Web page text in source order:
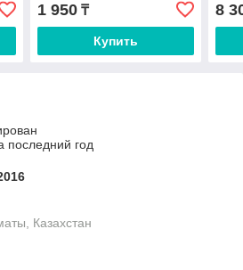
1 950₸
Купить
8
последний год
Казахстан